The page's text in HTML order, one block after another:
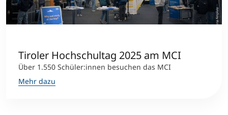
Tiroler Hochschultag 2025 am MCI
Über 1.550 Schüler:innen besuchen das MCI
Mehr dazu